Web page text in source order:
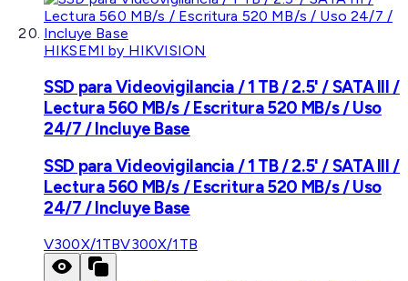
HIKSEMI by HIKVISION
SSD para Videovigilancia / 1 TB / 2.5' / SATA III /
Lectura 560 MB/s / Escritura 520 MB/s / Uso
24/7 / Incluye Base
SSD para Videovigilancia / 1 TB / 2.5' / SATA III /
Lectura 560 MB/s / Escritura 520 MB/s / Uso
24/7 / Incluye Base
V300X/1TBV300X/1TB